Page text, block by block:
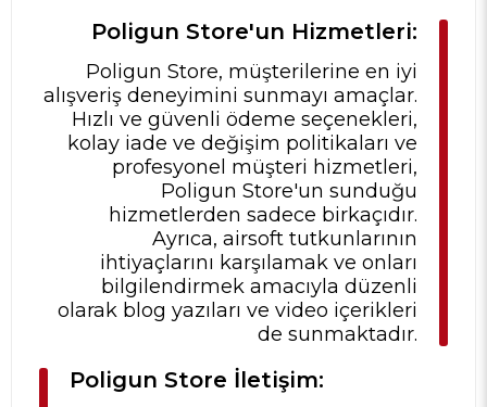
Poligun Store'un Hizmetleri:
Poligun Store, müşterilerine en iyi
alışveriş deneyimini sunmayı amaçlar.
Hızlı ve güvenli ödeme seçenekleri,
kolay iade ve değişim politikaları ve
profesyonel müşteri hizmetleri,
Poligun Store'un sunduğu
hizmetlerden sadece birkaçıdır.
Ayrıca, airsoft tutkunlarının
ihtiyaçlarını karşılamak ve onları
bilgilendirmek amacıyla düzenli
olarak blog yazıları ve video içerikleri
de sunmaktadır.
Poligun Store İletişim: